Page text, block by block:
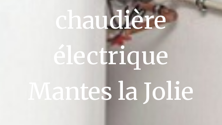
chaudière
électrique
Mantes la Jolie